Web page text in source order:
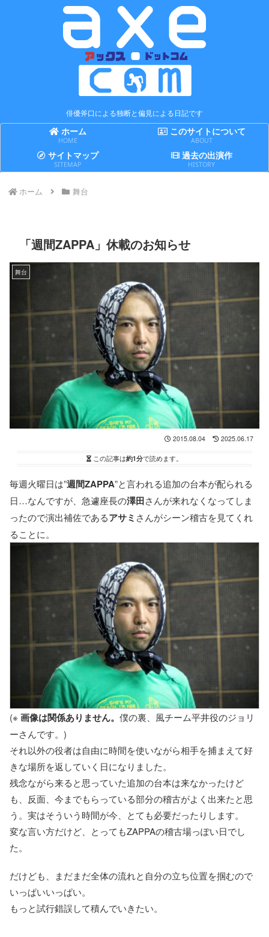
俳優斧口による独断と偏見による日記です
ホーム
HOME
このサイトについて
ABOUT
サイトマップ
SITEMAP
過去の出演作
HISTORY
ホーム 舞台
「週間ZAPPA」休載のお知らせ
舞台
2015.08.04 2025.06.17
この記事は約1分で読めます。
毎週火曜日は”週間ZAPPA”と言われる追加の台本が配られる
日…なんですが、急遽座長の澤田さんが来れなくなってしま
ったので演出補佐であるアサミ さんがシーン稽古を見てくれ
ることに。
(※ 画像は関係ありません。 僕の裏、風チーム平井役のジョリ
ーさんです。)
それ以外の役者は自由に時間を使いながら相手を捕まえて好
きな場所を返していく日になりました。
残念ながら来ると思っていた追加の台本は来なかったけど
も、反面、今までもらっている部分の稽古がよく出来たと思
う。実はそういう時間が今、とても必要だったりします。
変な言い方だけど、とってもZAPPAの稽古場っぽい日でし
た。
だけども、まだまだ全体の流れと自分の立ち位置を掴むので
いっぱいいっぱい。
もっと試行錯誤して積んでいきたい。